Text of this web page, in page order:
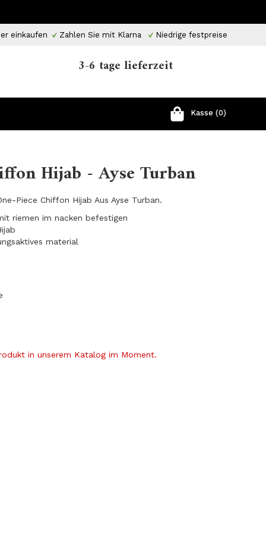
einkaufen Zahlen Sie mit Klarna Niedrige festpreise
3-6 tage lieferzeit
Kasse (0)
Hijab - Ayse Turban
Piece Chiffon Hijab Aus Ayse Turban.
riemen im nacken befestigen
material
in unserem Katalog im Moment.